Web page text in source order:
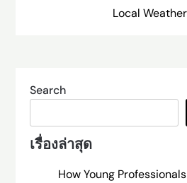
Local Weather
Search
เรื่องล่าสุด
How Young